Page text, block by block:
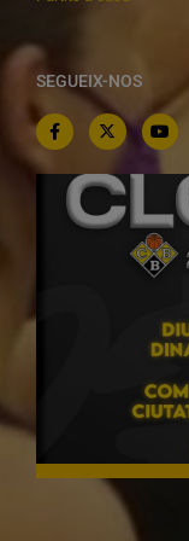
SEGUEIX-NOS